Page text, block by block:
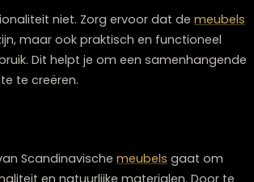
fouten bij het
van Scandinavische
luchtig en eenvoudig. Kies voor een
Overweeg je een nieuwe